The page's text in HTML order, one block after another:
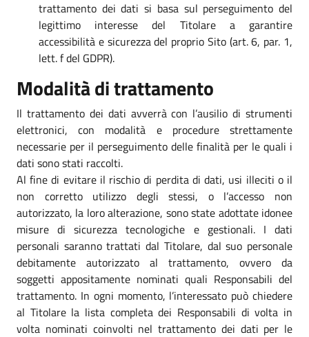
trattamento dei dati si basa sul perseguimento del
legittimo interesse del Titolare a garantire
accessibilità e sicurezza del proprio Sito (art. 6, par. 1,
lett. f del GDPR).
Modalità di trattamento
Il trattamento dei dati avverrà con l’ausilio di strumenti
elettronici, con modalità e procedure strettamente
necessarie per il perseguimento delle finalità per le quali i
dati sono stati raccolti.
Al fine di evitare il rischio di perdita di dati, usi illeciti o il
non corretto utilizzo degli stessi, o l’accesso non
autorizzato, la loro alterazione, sono state adottate idonee
misure di sicurezza tecnologiche e gestionali. I dati
personali saranno trattati dal Titolare, dal suo personale
debitamente autorizzato al trattamento, ovvero da
soggetti appositamente nominati quali Responsabili del
trattamento. In ogni momento, l’interessato può chiedere
al Titolare la lista completa dei Responsabili di volta in
volta nominati coinvolti nel trattamento dei dati per le